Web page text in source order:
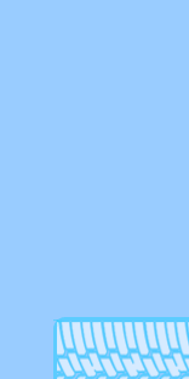
Xhp
Yamato
Zepp